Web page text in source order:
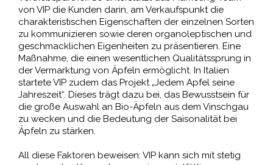
von VIP die Kunden darin, am Verkaufspunkt die
charakteristischen Eigenschaften der einzelnen Sorten
zu kommunizieren sowie deren organoleptischen und
geschmacklichen Eigenheiten zu präsentieren. Eine
Maßnahme, die einen wesentlichen Qualitätssprung in
der Vermarktung von Äpfeln ermöglicht. In Italien
startete VIP zudem das Projekt „Jedem Apfel seine
Jahreszeit“. Dieses trägt dazu bei, das Bewusstsein für
die große Auswahl an Bio-Äpfeln aus dem Vinschgau
zu wecken und die Bedeutung der Saisonalität bei
Äpfeln zu stärken.
All diese Faktoren beweisen: VIP kann sich mit stetig